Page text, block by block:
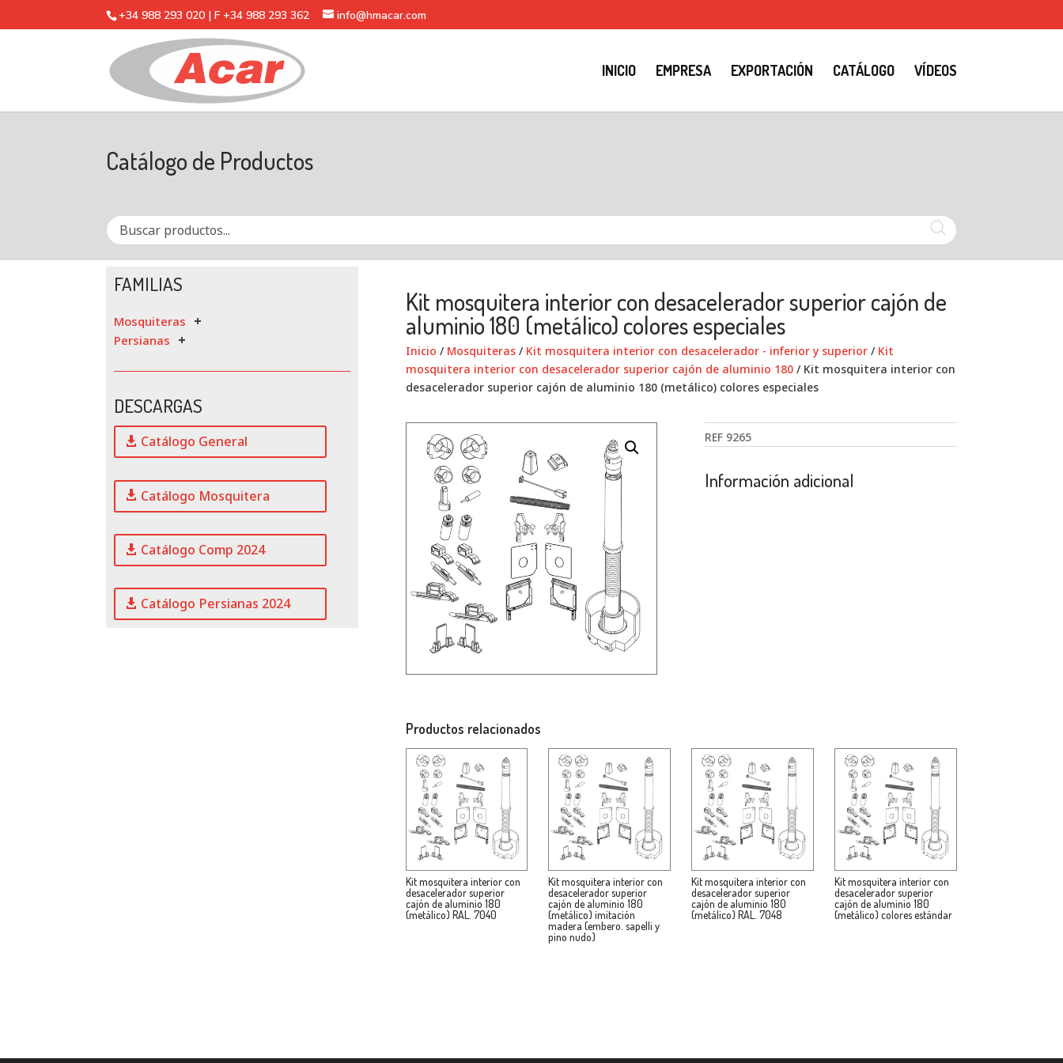
+34 988 293 020 | F +34 988 293 362 info@hmacar.com
INICIO EMPRESA EXPORTACIÓN CATÁLOGO VÍDEOS
Catálogo de Productos
FAMILIAS
Mosquiteras
Persianas
DESCARGAS
Catálogo General
Catálogo Mosquitera
Catálogo Comp 2024
Catálogo Persianas 2024
Kit mosquitera interior con desacelerador superior cajón de
aluminio 180 (metálico) colores especiales
Inicio / Mosquiteras/ Kit mosquitera interior con desacelerador - inferior y superior/ Kit
mosquitera interior con desacelerador superior cajón de aluminio 180/ Kit mosquitera interior con
desacelerador superior cajón de aluminio 180 (metálico) colores especiales
REF 9265
Información adicional
Productos relacionados
Kit mosquitera interior con
desacelerador superior
cajón de aluminio 180
(metálico) RAL. 7040
Kit mosquitera interior con
desacelerador superior
cajón de aluminio 180
(metálico) imitación
madera (embero. sapelli y
pino nudo)
Kit mosquitera interior con
desacelerador superior
cajón de aluminio 180
(metálico) RAL. 7048
Kit mosquitera interior con
desacelerador superior
cajón de aluminio 180
(metálico) colores estándar